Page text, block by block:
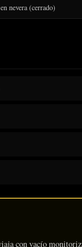
nevera (cerrado)
con vacío